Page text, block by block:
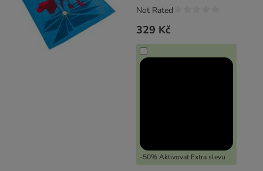
329 Kč
-50% Aktivovat Extra slevu
Not Rated